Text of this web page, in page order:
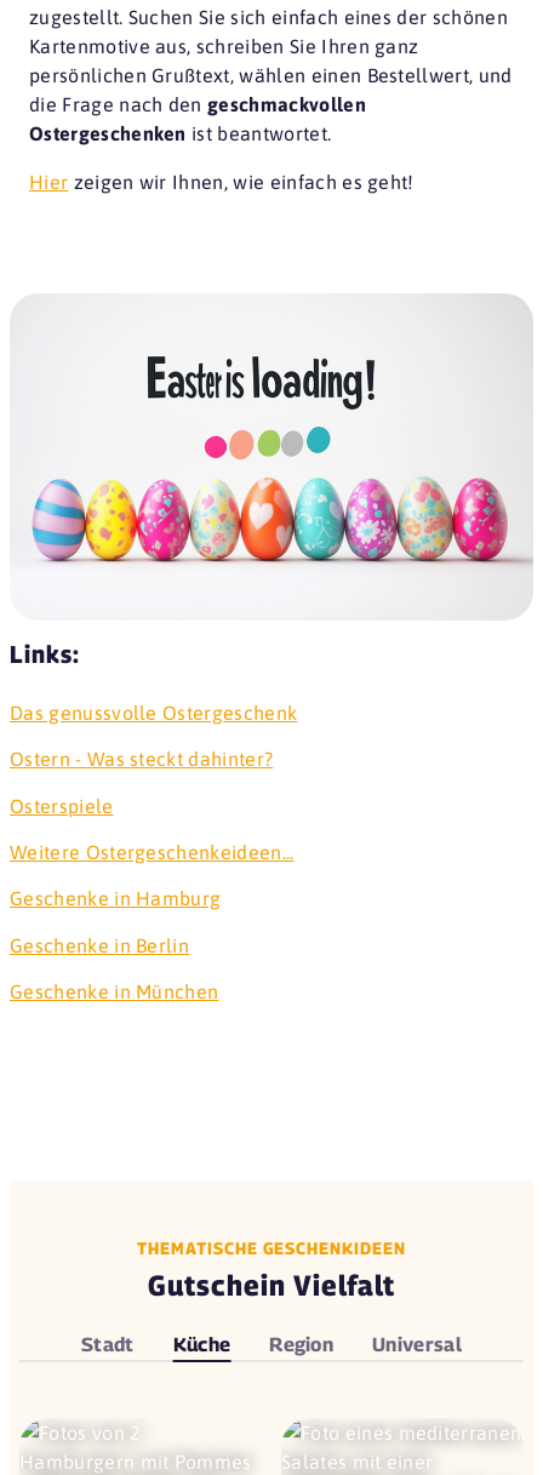
zugestellt. Suchen Sie sich einfach eines der schönen
Kartenmotive aus, schreiben Sie Ihren ganz
persönlichen Grußtext, wählen einen Bestellwert, und
die Frage nach dengeschmackvollen
Ostergeschenken ist beantwortet.
Hier zeigen wir Ihnen, wie einfach es geht!
Links:
Das genussvolle Ostergeschenk
Ostern - Was steckt dahinter?
Osterspiele
Weitere Ostergeschenkeideen...
Geschenke in Hamburg
Geschenke in Berlin
Geschenke in München
THEMATISCHE GESCHENKIDEEN
Gutschein Vielfalt
Stadt Küche Region Universal